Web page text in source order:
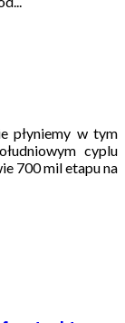
płyniemy w tym
cyplu
700 mil etapu na